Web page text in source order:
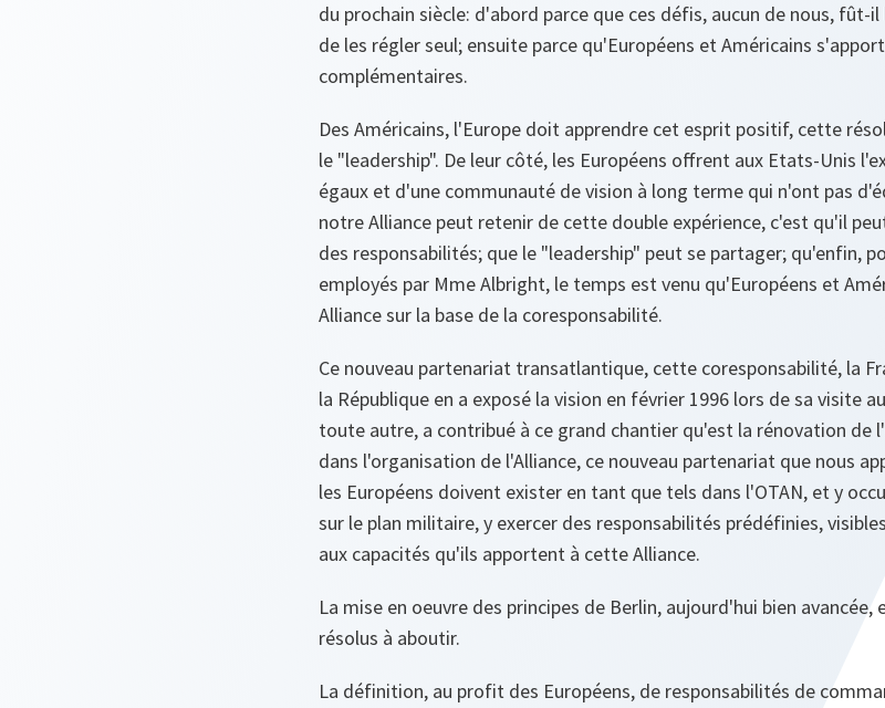
du prochain siècle: d'abord parce que ces défis, aucun de nous, fût-
de les régler seul; ensuite parce qu'Européens et Américains
complémentaires.
Des Américains, l'Europe doit apprendre cet esprit positif, cette
le "leadership". De leur côté, les Européens offrent aux Etats-Unis
égaux et d'une communauté de vision à long terme qui n'ont pas
notre Alliance peut retenir de cette double expérience, c'est qu'il
des responsabilités; que le "leadership" peut se partager; qu'enfin,
employés par Mme Albright, le temps est venu qu'Européens et
Alliance sur la base de la coresponsabilité.
Ce nouveau partenariat transatlantique, cette coresponsabilité, la
la République en a exposé la vision en février 1996 lors de sa visite
toute autre, a contribué à ce grand chantier qu'est la rénovation de
dans l'organisation de l'Alliance, ce nouveau partenariat que nous
les Européens doivent exister en tant que tels dans l'OTAN, et y
sur le plan militaire, y exercer des responsabilités prédéfinies,
aux capacités qu'ils apportent à cette Alliance.
La mise en oeuvre des principes de Berlin, aujourd'hui bien
résolus à aboutir.
La définition, au profit des Européens, de responsabilités de